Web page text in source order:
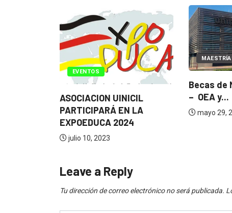
UINICIL
EN LA
2024
MAESTRÍAS ON-LINE
Becas de Maestrías
– OEA y...
mayo 29, 2023
Leave a Reply
Tu dirección de correo electrónico no será publicada.